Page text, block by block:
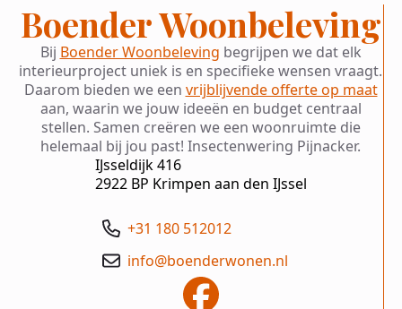
Boender Woonbeleving
Bij Boender Woonbeleving begrijpen we dat elk
interieurproject uniek is en specifieke wensen vraagt.
Daarom bieden we een vrijblijvende offerte op maat
aan, waarin we jouw ideeën en budget centraal
stellen. Samen creëren we een woonruimte die
helemaal bij jou past! Insectenwering Pijnacker.
IJsseldijk 416
2922 BP Krimpen aan den IJssel
+31 180 512012
info@boenderwonen.nl